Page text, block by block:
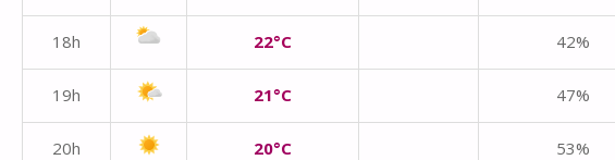
18h 22°C 42%
19h 21°C 47%
20h 20°C 53%